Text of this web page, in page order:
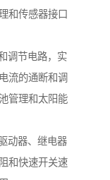
和传感器接口
调节电路，实
流的通断和调
管理和太阳能
动器、继电器
和快速开关速